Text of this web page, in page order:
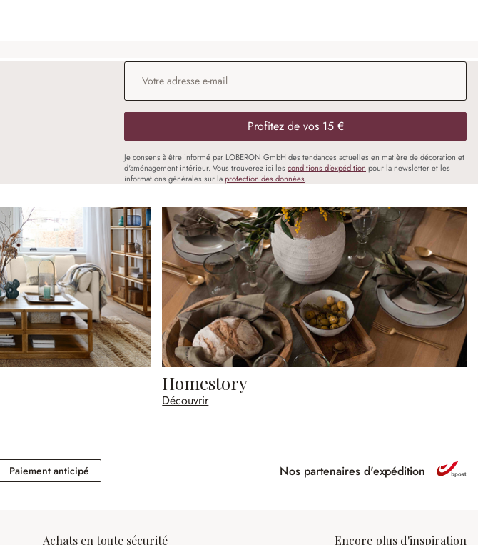
Adresse e-mail
Profitez de vos 15 €
Je consens à être informé par LOBERON GmbH des tendances actuelles en matière de décoration et
d'aménagement intérieur. Vous trouverez ici les conditions d'expédition pour la newsletter et les
informations générales sur laprotection des données.
Homestory
Découvrir
Paiement anticipéPaiement anticipé Nos partenaires d'expédition
Achats en toute sécurité Encore plus d'inspiration